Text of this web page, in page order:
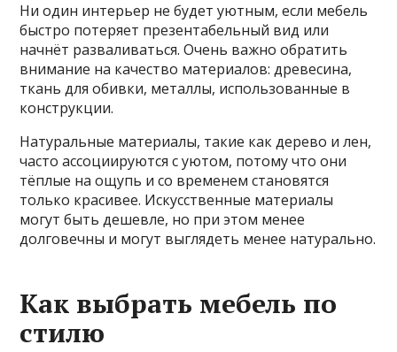
Ни один интерьер не будет уютным, если мебель
быстро потеряет презентабельный вид или
начнёт разваливаться. Очень важно обратить
внимание на качество материалов: древесина,
ткань для обивки, металлы, использованные в
конструкции.
Натуральные материалы, такие как дерево и лен,
часто ассоциируются с уютом, потому что они
тёплые на ощупь и со временем становятся
только красивее. Искусственные материалы
могут быть дешевле, но при этом менее
долговечны и могут выглядеть менее натурально.
Как выбрать мебель по
стилю